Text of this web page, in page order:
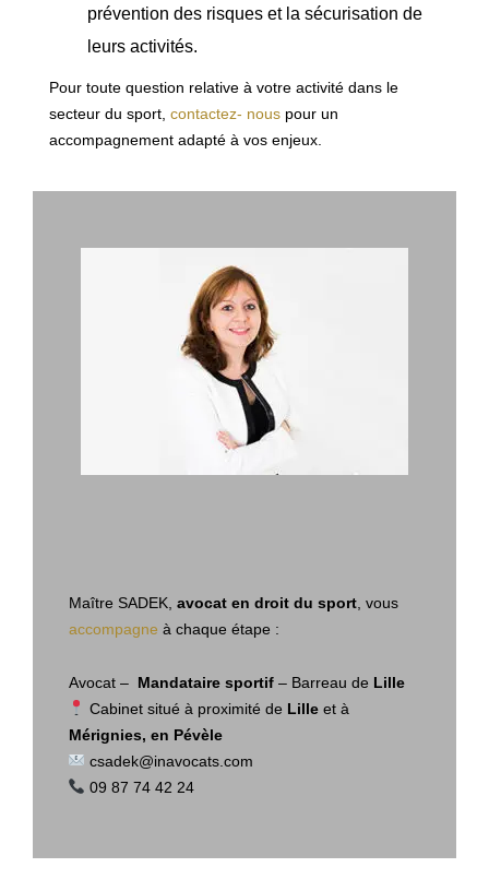
prévention des risques et la sécurisation de
leurs activités.
Pour toute question relative à votre activité dans le
secteur du sport, contactez- nous pour un
accompagnement adapté à vos enjeux.
Maître SADEK, avocat en droit du sport, vous
accompagne à chaque étape :
Avocat – Mandataire sportif– Barreau de Lille
Cabinet situé à proximité de Lille et à
Mérignies, en Pévèle
csadek@inavocats.com
09 87 74 42 24